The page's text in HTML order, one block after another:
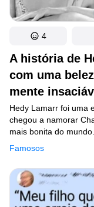
A história de
com uma
mente
Famosos
Hedy Lamarr foi uma
chegou a namorar
mais bonita do
um dispositivo que
4